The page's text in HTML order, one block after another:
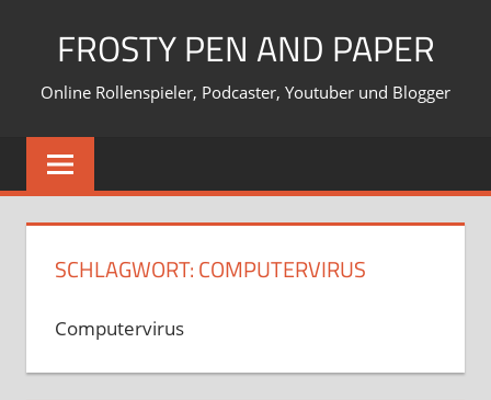
FROSTY PEN AND PAPER
Online Rollenspieler, Podcaster, Youtuber und Blogger
SCHLAGWORT:COMPUTERVIRUS
Computervirus